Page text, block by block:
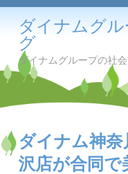
ダイナムグ
グ
ダイナムグループの社
ダイナム神
沢店が合同で